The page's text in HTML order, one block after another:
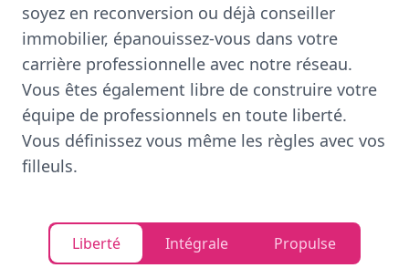
soyez en reconversion ou déjà conseiller
immobilier, épanouissez-vous dans votre
carrière professionnelle avec notre réseau.
Vous êtes également libre de construire votre
équipe de professionnels en toute liberté.
Vous définissez vous même les règles avec vos
filleuls.
Liberté Intégrale Propulse